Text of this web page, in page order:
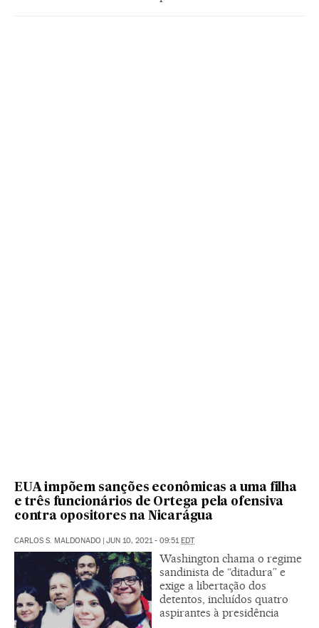
EUA impõem sanções econômicas a uma filha
e três funcionários de Ortega pela ofensiva
contra opositores na Nicarágua
CARLOS S. MALDONADO | JUN 10, 2021 - 09:51EDT
Washington chama o regime
sandinista de “ditadura” e
exige a libertação dos
detentos, incluídos quatro
aspirantes à presidência